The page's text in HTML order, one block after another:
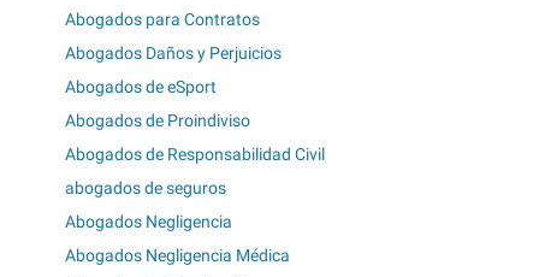
Abogados para Contratos
Abogados Daños y Perjuicios
Abogados de eSport
Abogados de Proindiviso
Abogados de Responsabilidad Civil
abogados de seguros
Abogados Negligencia
Abogados Negligencia Médica